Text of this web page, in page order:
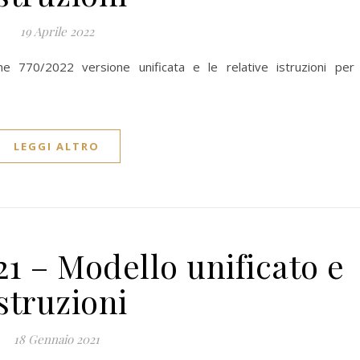
19 Aprile 2022
770/2022 versione unificata e le relative istruzioni per
LEGGI ALTRO
– Modello unificato e
18 Gennaio 2021